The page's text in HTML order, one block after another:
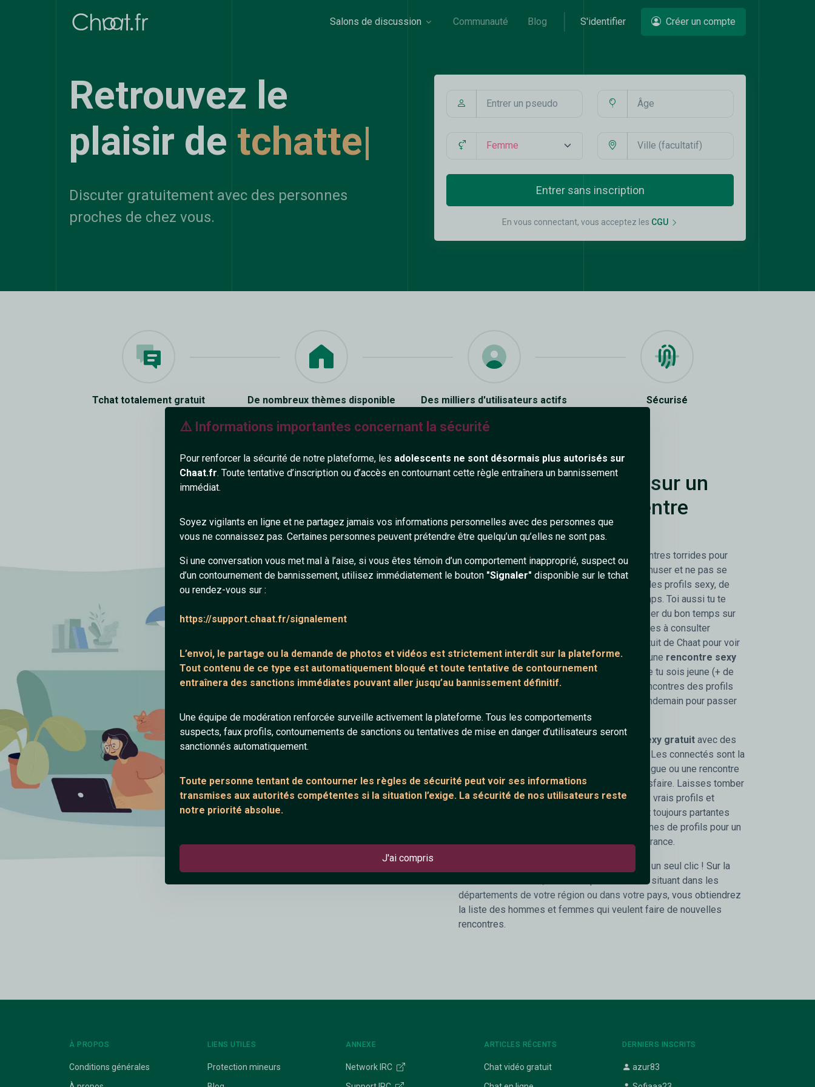
⚠️ Informations importantes concernant la sécurité
Pour renforcer la sécurité de notre plateforme, les adolescents ne sont désormais plus autorisés sur
Chaat.fr. Toute tentative d’inscription ou d’accès en contournant cette règle entraînera un bannissement
immédiat.
Soyez vigilants en ligne et ne partagez jamais vos informations personnelles avec des personnes que
vous ne connaissez pas. Certaines personnes peuvent prétendre être quelqu’un qu’elles ne sont pas.
Si une conversation vous met mal à l’aise, si vous êtes témoin d’un comportement inapproprié, suspect ou
d’un contournement de bannissement, utilisez immédiatement le bouton "Signaler" disponible sur le tchat
ou rendez-vous sur :
https://support.chaat.fr/signalement
L’envoi, le partage ou la demande de photos et vidéos est strictement interdit sur la plateforme.
Tout contenu de ce type est automatiquement bloqué et toute tentative de contournement
entraînera des sanctions immédiates pouvant aller jusqu’au bannissement définitif.
Une équipe de modération renforcée surveille activement la plateforme. Tous les comportements
suspects, faux profils, contournements de sanctions ou tentatives de mise en danger d’utilisateurs seront
sanctionnés automatiquement.
Toute personne tentant de contourner les règles de sécurité peut voir ses informations
transmises aux autorités compétentes si la situation l’exige. La sécurité de nos utilisateurs reste
notre priorité absolue.
J'ai compris
Salons de discussion Communauté Blog S'identifier Créer un compte
Retrouvez le
plaisir de tchatter
Discuter gratuitement avec des personnes
proches de chez vous.
Entrer sans inscription
En vous connectant, vous acceptez les CGU
Tchat totalement gratuit De nombreux thèmes disponible Des milliers d'utilisateurs actifs Sécurisé
Faire des rencontres sur un
salon de tchat sexy entre
coquins et coquines.
Un bon site de tchat sexy gratuit et de rencontres torrides pour
des femmes et des hommes qui veulent s'amuser et ne pas se
prendre la tête. Découvre en avant première des profils sexy, de
belles femmes qui aiment passer du bon temps. Toi aussi tu te
sens seul et tu as besoin de discuter et passer du bon temps sur
un TChat sexy ? Des petites annonces gratuites à consulter
rapidement sur le salon Charme du TChat gratuit de Chaat pour voir
des hommes et des femmes qui ont envie d'une rencontre sexy
ou simplement d'un dialogue un peut osé. Que tu sois jeune (+ de
18 ans), mature, célibataires ou divorcées, rencontres des profils
sans lendemain pour passer
le temps et rigoler !
Sur Chaat on te propose de faire un TChat sexy gratuit avec des
milliers d'hommes et de femmes disponible. Les connectés sont la
pour trouver un mec ou une nana pour un dialogue ou une rencontre
sexy et il y aura toujours un profil pour te satisfaire. Laisses tomber
les TChat sexe ! Sur Chaat on te propose des vrais profils et
surtout des hommes et des femmes qui sont toujours partantes
pour s'amuser. Tu as le choix avec des centaines de profils pour un
TChat sexy gratuit dans toutes les villes de France.
Trouvez les connectés près de chez vous en un seul clic ! Sur la
liste des connectés, filtrez les personnes se situant dans les
départements de votre région ou dans votre pays, vous obtiendrez
la liste des hommes et femmes qui veulent faire de nouvelles
rencontres.
À PROPOS
Conditions générales
LIENS UTILES
Protection mineurs
ANNEXE
Network IRC
ARTICLES RÉCENTS
Chat vidéo gratuit
DERNIERS INSCRITS
azur83